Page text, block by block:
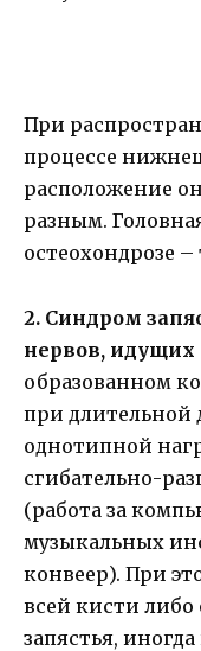
При
процессе
расположение
разным.
остеохондрозе
2. Синдром
нервов, идущих
образованном
при длительной
однотипной
сгибательно-
(работа за
музыкальных
конвеер). При
всей кисти либо
запястья,